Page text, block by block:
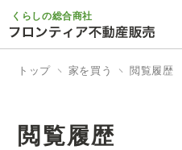
くらしの総合商社
トップ 家を買う 閲覧履歴
閲覧履歴